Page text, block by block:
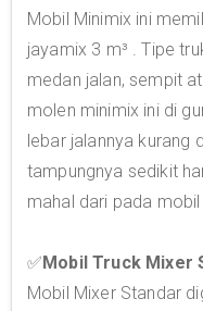
Mobil Minimix ini
jayamix 3 m³ . Tipe
medan jalan, sempit
molen minimix ini di
lebar jalannya kurang
tampungnya sedikit
mahal dari pada mobil
✅Mobil Truck Mixer
Mobil Mixer Standar